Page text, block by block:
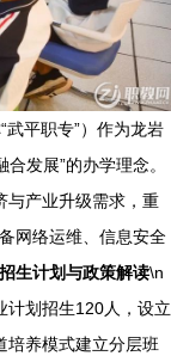
平职专”）作为龙岩
发展”的办学理念。
与产业升级需求，重
网络运维、信息安全
生计划与政策解读\n
计划招生120人，设立
培养模式建立分层班